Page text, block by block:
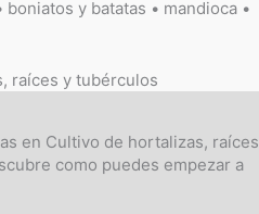
y batatas • mandioca •
raíces y tubérculos
en Cultivo de hortalizas, raíces
como puedes empezar a